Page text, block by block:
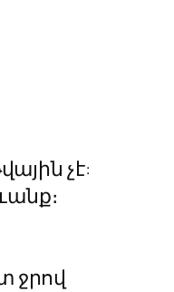
չէ:
ջրով